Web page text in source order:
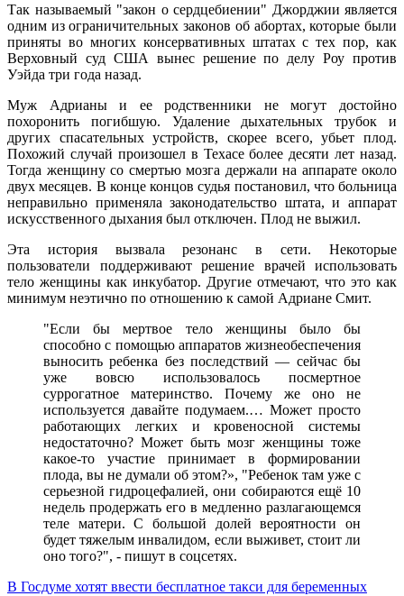
Так называемый "закон о сердцебиении" Джорджии является
одним из ограничительных законов об абортах, которые были
приняты во многих консервативных штатах с тех пор, как
Верховный суд США вынес решение по делу Роу против
Уэйда три года назад.
Муж Адрианы и ее родственники не могут достойно
похоронить погибшую. Удаление дыхательных трубок и
других спасательных устройств, скорее всего, убьет плод.
Похожий случай произошел в Техасе более десяти лет назад.
Тогда женщину со смертью мозга держали на аппарате около
двух месяцев. В конце концов судья постановил, что больница
неправильно применяла законодательство штата, и аппарат
искусственного дыхания был отключен. Плод не выжил.
Эта история вызвала резонанс в сети. Некоторые
пользователи поддерживают решение врачей использовать
тело женщины как инкубатор. Другие отмечают, что это как
минимум неэтично по отношению к самой Адриане Смит.
"Если бы мертвое тело женщины было бы
способно с помощью аппаратов жизнеобеспечения
выносить ребенка без последствий — сейчас бы
уже вовсю использовалось посмертное
суррогатное материнство. Почему же оно не
используется давайте подумаем.… Может просто
работающих легких и кровеносной системы
недостаточно? Может быть мозг женщины тоже
какое-то участие принимает в формировании
плода, вы не думали об этом?», "Ребенок там уже с
серьезной гидроцефалией, они собираются ещё 10
недель продержать его в медленно разлагающемся
теле матери. С большой долей вероятности он
будет тяжелым инвалидом, если выживет, стоит ли
оно того?", - пишут в соцсетях.
В Госдуме хотят ввести бесплатное такси для беременных